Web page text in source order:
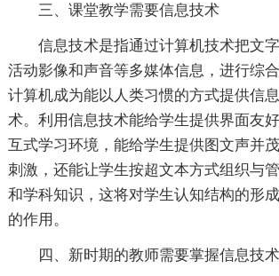
三、课堂教学需要信息技术
信息技术是指通过计算机技术把文
活动影像和声音等多媒体信息，进行综
计算机成为能以人类习惯的方式提供信
术。利用信息技术能给学生提供界面友
互式学习环境，能给学生提供图文声并
刺激，还能让学生按超文本方式组织与
和学科知识，这将对学生认知结构的形
的作用。
四、新时期的教师需要掌握信息技术